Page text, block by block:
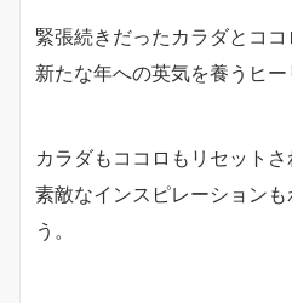
緊張続きだったカラダとココ
新たな年への英気を養うヒー
カラダもココロもリセットさ
素敵なインスピレーション
う。